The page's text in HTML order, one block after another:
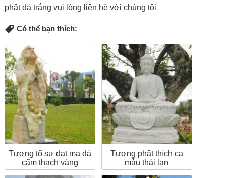
phật đá trắng vui lòng liên hệ với chúng tôi
Có thể bạn thích:
Tượng tổ sư đạt ma đá
cẩm thạch vàng
Tượng phật thích ca
mẫu thái lan